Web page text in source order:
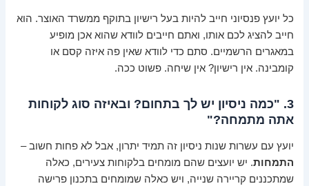
כל יועץ פנסיוני חייב להיות בעל רישיון בתוקף ממשרד האוצר. הוא
חייב להציג לכם אותו, ואתם חייבים לוודא שהוא אכן מופיע
במאגרים הרשמיים. סתם כדי לוודא שאין פה איזה קסם או
קומבינה. אין רישיון? אין שיחה. פשוט ככה.
3. "כמה ניסיון יש לך בתחום? ובאיזה סוג לקוחות
אתה מתמחה?"
יועץ עם עשרות שנות ניסיון זה תמיד יתרון, אבל לא פחות חשוב –
התמחות. יש יועצים שהם מומחים בלקוחות צעירים, כאלה
שמתכננים קריירה שנייה, ויש כאלה שמומחים בתכנון פרישה